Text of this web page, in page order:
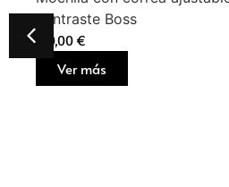
contraste Boss
160,00 €
Ver más